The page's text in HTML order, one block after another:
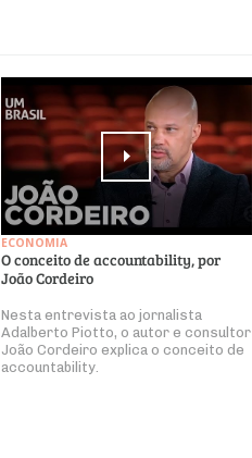
ECONOMIA
O conceito de accountability, por
João Cordeiro
Nesta entrevista ao jornalista
Adalberto Piotto, o autor e consultor
João Cordeiro explica o conceito de
accountability.